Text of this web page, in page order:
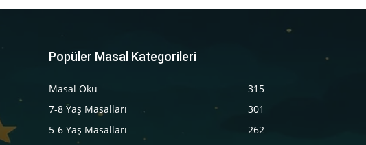
Popüler Masal Kategorileri
Masal Oku
315
7-8 Yaş Masalları
301
5-6 Yaş Masalları
262